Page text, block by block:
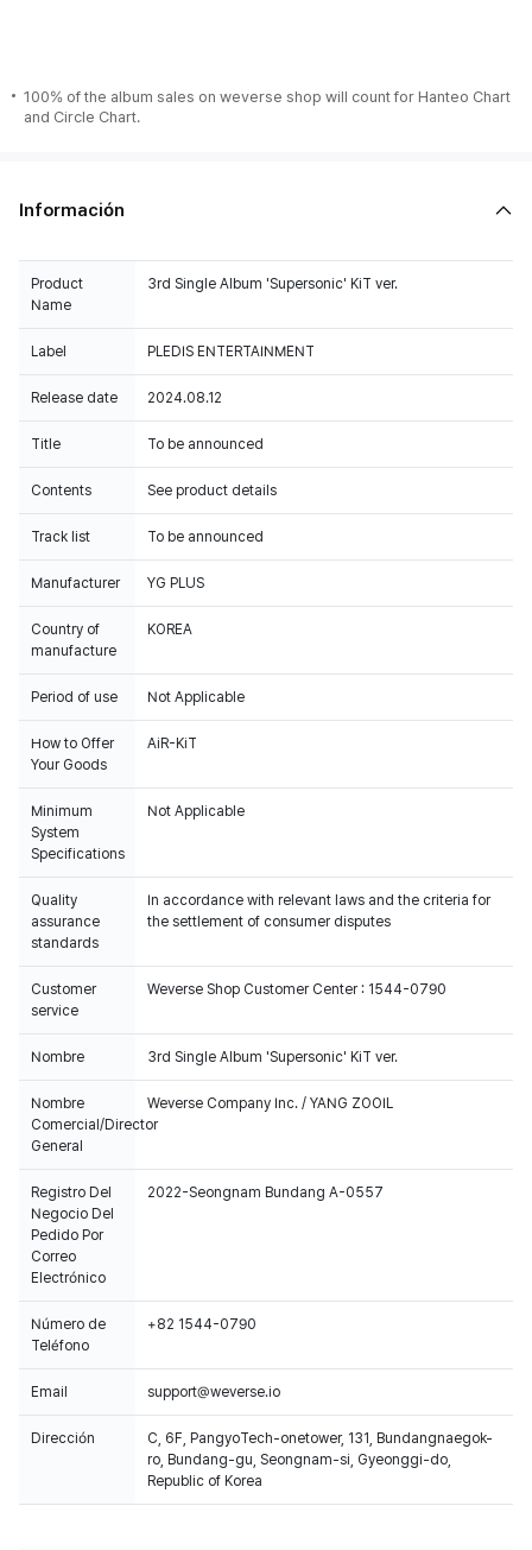
100% of the album sales on weverse shop will count for Hanteo Chart
and Circle Chart.
Información
Product
Name
3rd Single Album 'Supersonic' KiT ver.
Label PLEDIS ENTERTAINMENT
Release date 2024.08.12
Title To be announced
Contents See product details
Track list To be announced
Manufacturer YG PLUS
Country of
manufacture
KOREA
Period of use Not Applicable
How to Offer
Your Goods
AiR-KiT
Minimum
System
Specifications
Not Applicable
Quality
assurance
standards
In accordance with relevant laws and the criteria for
the settlement of consumer disputes
Customer
service
Weverse Shop Customer Center : 1544-0790
Nombre 3rd Single Album 'Supersonic' KiT ver.
Nombre
Comercial/Director
General
Weverse Company Inc. / YANG ZOOIL
Registro Del
Negocio Del
Pedido Por
Correo
Electrónico
2022-Seongnam Bundang A-0557
Número de
Teléfono
+82 1544-0790
Email support@weverse.io
Dirección
C, 6F, PangyoTech-onetower, 131, Bundangnaegok-
ro, Bundang-gu, Seongnam-si, Gyeonggi-do,
Republic of Korea